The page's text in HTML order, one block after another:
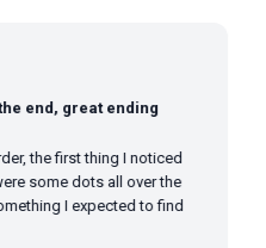
end, great ending
the first thing I noticed
some dots all over the
I expected to find